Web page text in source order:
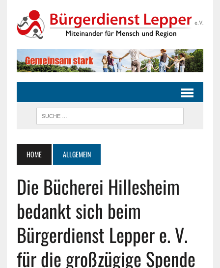
HOME ALLGEMEIN
Die Bücherei Hillesheim
bedankt sich beim
Bürgerdienst Lepper e. V.
für die großzügige Spende